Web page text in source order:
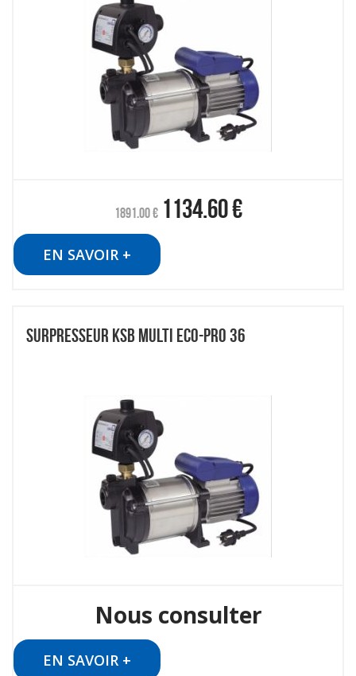
1891.00€ 1134.60€
EN SAVOIR +
SURPRESSEUR KSB MULTI ECO-PRO 36
Nous consulter
EN SAVOIR +